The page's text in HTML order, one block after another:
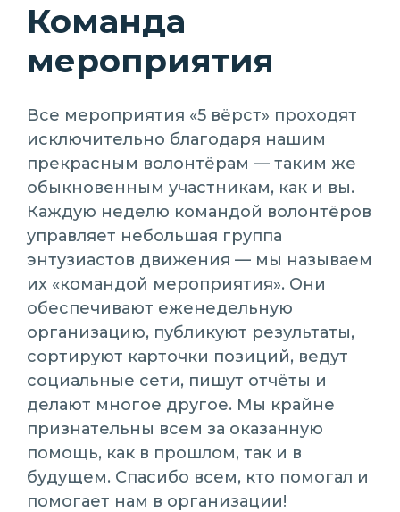
Команда
мероприятия
Все мероприятия «5 вёрст» проходят
исключительно благодаря нашим
прекрасным волонтёрам — таким же
обыкновенным участникам, как и вы.
Каждую неделю командой волонтёров
управляет небольшая группа
энтузиастов движения — мы называем
их «командой мероприятия». Они
обеспечивают еженедельную
организацию, публикуют результаты,
сортируют карточки позиций, ведут
социальные сети, пишут отчёты и
делают многое другое. Мы крайне
признательны всем за оказанную
помощь, как в прошлом, так и в
будущем. Спасибо всем, кто помогал и
помогает нам в организации!